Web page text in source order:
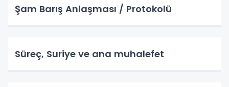
Şam Barış Anlaşması / Protokolü
Süreç, Suriye ve ana muhalefet